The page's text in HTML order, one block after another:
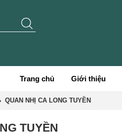
Trang chủ Giới thiệu
QUAN NHỊ CA LONG TUYỀN
TUYỀN